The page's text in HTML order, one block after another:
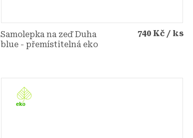
Samolepka na zeď Duha
blue - přemístitelná eko
740 Kč / ks